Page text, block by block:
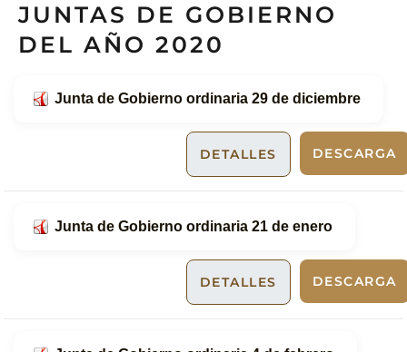
JUNTAS DE GOBIERNO
DEL AÑO 2020
Junta de Gobierno ordinaria 29 de diciembre
DESCARGA
DETALLES
Junta de Gobierno ordinaria 21 de enero
DESCARGA
DETALLES